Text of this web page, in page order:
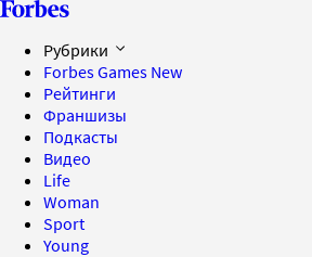
Рубрики
Forbes Games New
Рейтинги
Франшизы
Подкасты
Видео
Life
Woman
Sport
Young